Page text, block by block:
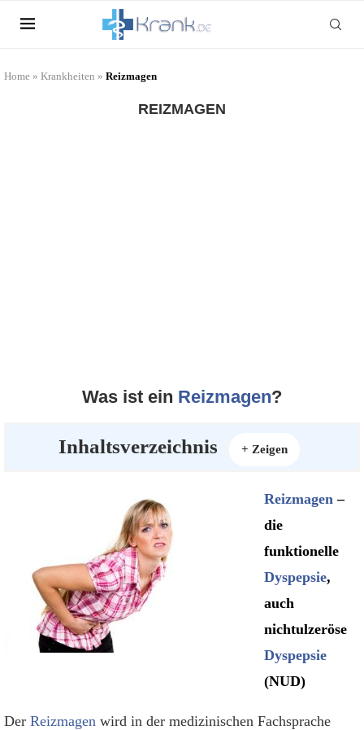
Home » Krankheiten » Reizmagen
REIZMAGEN
Was ist ein Reizmagen?
Inhaltsverzeichnis + Zeigen
Reizmagen –
die
funktionelle
Dyspepsie,
auch
nichtulzeröse
Dyspepsie
(NUD)
Der Reizmagen wird in der medizinischen Fachsprache